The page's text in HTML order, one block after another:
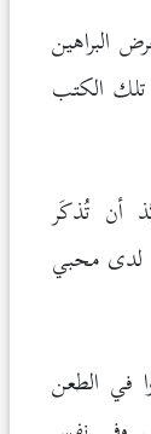
البراهين
تلك الكتب
أن تُذكَر
لدى محبي
في الطعن